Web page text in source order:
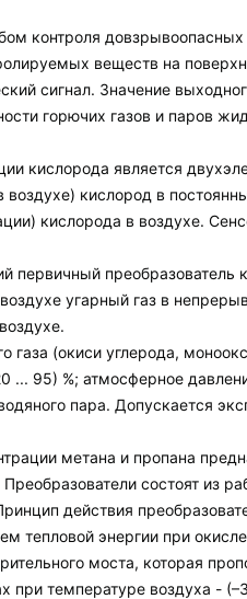
контроля
веществ на
сигнал. Значение
горючих газов и паров
кислорода является
кислород в
кислорода в воздухе.
преобразователь
угарный газ в
газа (окиси углерода,
... 95) %; атмосферное
пара. Допускается
метана и пропана
состоят из
действия
тепловой энергии при
моста, которая
при температуре воздуха -